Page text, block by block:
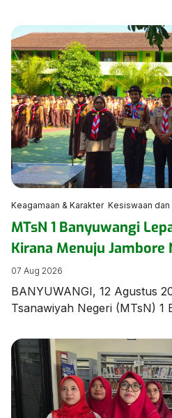
Keagamaan & Karakter Kesiswaan dan
MTsN 1 Banyuwangi
Kirana Menuju Jambore
Cibubur
07 Aug 2026
BANYUWANGI, 12 Agustus
Tsanawiyah Negeri (MTsN) 1
Kirana, siswi berbakat dari
mewakili madrasah dan
ajang bergengsi Jambore
di Cibubur, Jakarta, pada
pelepasan berlangsung